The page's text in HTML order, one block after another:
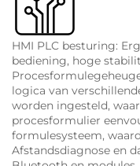
HMI PLC besturing:
bediening, hoge
logica van
worden ingesteld,
procesformulier
formulesysteem,
Afstandsdiagnose en